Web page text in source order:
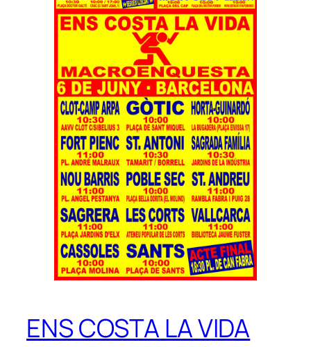
ENS COSTA LA VIDA